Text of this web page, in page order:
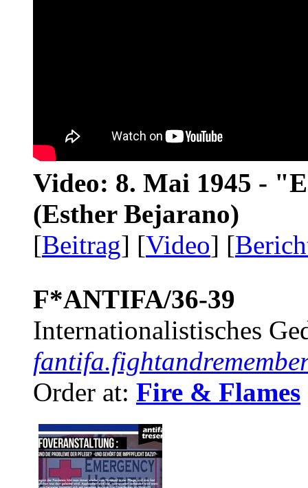
Video: 8. Mai 1945 -
(Esther Bejarano)
[Beitrag] [Video] [
F*ANTIFA/36-39
Internationalistisches
Order at: Fire & Flames